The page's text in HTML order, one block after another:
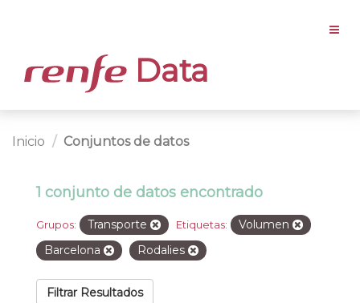
Data
Inicio Conjuntos de datos
1 conjunto de datos encontrado
Grupos: Transporte Etiquetas:
Volumen
Barcelona
Rodalies
Filtrar Resultados